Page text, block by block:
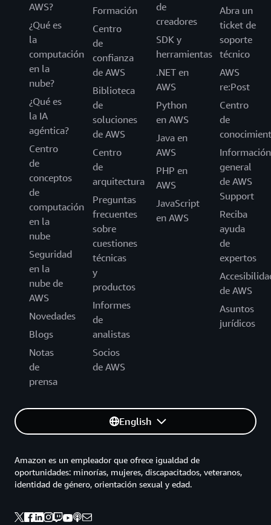
AWS?
¿Qué es
la
computación
en la
nube?
¿Qué es
la IA
agéntica?
Centro
de
conceptos
de
computación
en la
nube
Seguridad
en la
nube de
AWS
Novedades
Blogs
Notas
de
prensa
Formación
Centro
de
confianza
de AWS
Biblioteca
de
soluciones
de AWS
Centro
de
arquitectura
Preguntas
frecuentes
sobre
cuestiones
técnicas
y
productos
Informes
de
analistas
Socios
de AWS
de
creadores
SDK y
herramientas
.NET en
AWS
Python
en AWS
Java en
AWS
PHP en
AWS
JavaScript
en AWS
Abra un
ticket de
soporte
técnico
AWS
re:Post
Centro
de
Información
general
de AWS
Support
Reciba
ayuda
de
expertos
de AWS
Asuntos
jurídicos
English
Amazon es un empleador que ofrece igualdad de
oportunidades: minorías, mujeres, discapacitados, veteranos,
identidad de género, orientación sexual y edad.